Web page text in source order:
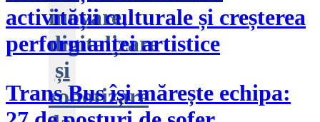
inovare,
digitalizare
și
robotizare
activității culturale și creșterea
performanței artistice
Trans Bus își mărește echipa: